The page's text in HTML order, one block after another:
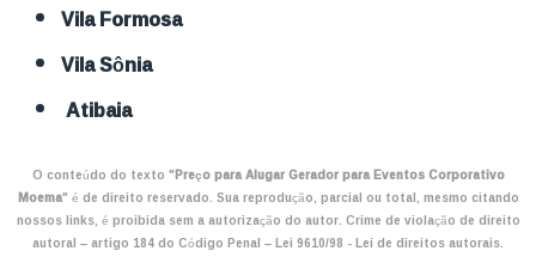
Vila Formosa
Vila Sônia
Atibaia
O conteúdo do texto "Preço para Alugar Gerador para Eventos Corporativo
Moema" é de direito reservado. Sua reprodução, parcial ou total, mesmo citando
nossos links, é proibida sem a autorização do autor. Crime de violação de direito
autoral – artigo 184 do Código Penal –Lei 9610/98 - Lei de direitos autorais.